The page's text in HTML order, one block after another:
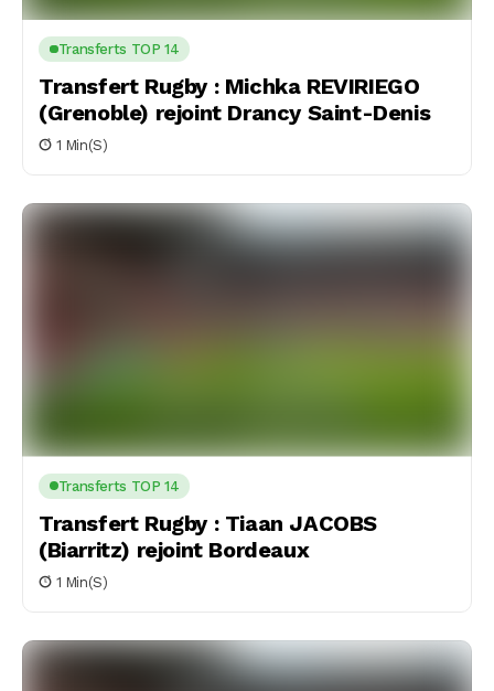
Transferts TOP 14
Transfert Rugby : Michka REVIRIEGO
(Grenoble) rejoint Drancy Saint-Denis
1 Min(s)
Transferts TOP 14
Transfert Rugby : Tiaan JACOBS
(Biarritz) rejoint Bordeaux
1 Min(s)